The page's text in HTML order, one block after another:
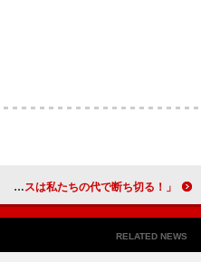
流行語大賞年間大賞に「ダメよ～ダメダメ」 日本エレキテル連合「ジンクスは私たちの代で断ち切る！」
RELATED NEWS